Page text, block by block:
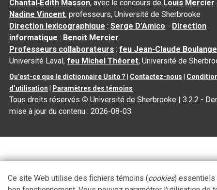
Chantal‑Édith Masson, avec le concours de Louis Mercier
Nadine Vincent, professeurs, Université de Sherbrooke
Direction lexicographique :Serge D’Amico - Direction
informatique : Benoit Mercier
Professeurs collaborateurs :feu Jean-Claude
Université Laval,feu Michel Théoret, Université de
Qu’est-ce que le dictionnaire Usito ? Contactez-nous
d’utilisation
Paramètres des témoins
Tous droits réservés © Université de Sherbrooke |3.2.2 -
mise à jour du contenu :2026-08-03
Ce site Web utilise des fichiers témoins (cookies) essentiels